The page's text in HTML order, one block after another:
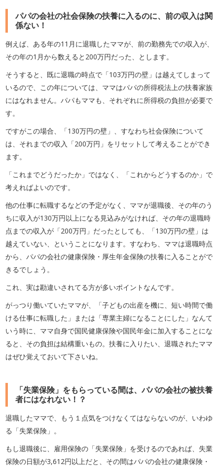
パパの会社の社会保険の扶養に入るのに、前の収入は関
係ない！
例えば、ある年の11月に退職したママが、前の勤務先での収入が、
その年の1月から数えると200万円だった、とします。
そうすると、既に退職の時点で「103万円の壁」は越えてしまって
いるので、この年については、ママはパパの所得税法上の扶養家族
にはなれません。パパもママも、それぞれに所得税の負担が必要で
す。
ですがこの場合、「130万円の壁」、すなわち社会保険について
は、それまでの収入「200万円」をリセットして考えることができ
ます。
「これまでどうだったか」ではなく、「これからどうするのか」で
考えればよいのです。
他の仕事に転職するなどの予定がなく、ママが退職後、その年のう
ちに収入が130万円以上になる見込みがなければ、その年の退職時
点までの収入が「200万円」だったとしても、「130万円の壁」は
越えていない、ということになります。すなわち、ママは退職時点
から、パパの会社の健康保険・厚生年金保険の扶養に入ることがで
きるでしょう。
これ、実は勘違いされてる方が多いポイントなんです。
がっつり働いていたママが、「子どもの出産を機に、短い時間で働
ける仕事に転職した」または「専業主婦になることにした」なんて
いう時に、ママ自身で国民健康保険や国民年金に加入することにな
ると、その負担は結構重いもの。扶養に入りたい、退職されたママ
はぜひ覚えておいて下さいね。
「失業保険」をもらっている間は、パパの会社の被扶養
者にはなれない！？
退職したママで、もう１点気をつけなくてはならないのが、いわゆ
る「失業保険」。
もし退職後に、雇用保険の「失業保険」を受けるのであれば、失業
保険の日額が3,612円以上だと、その間はパパの会社の健康保険・